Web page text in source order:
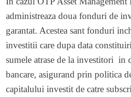
administreaza doua fonduri de
garantat. Acestea sant fonduri
investitii care dupa data
sumele atrase de la investitori in
bancare, asigurand prin politica
capitalului investit de catre